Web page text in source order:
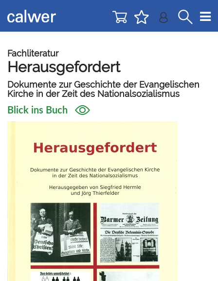
zur
Navigation
zum
Inhalt
Fachliteratur
Herausgefordert
Dokumente zur Geschichte der Evangelischen
Kirche in der Zeit des Nationalsozialismus
Blick ins Buch